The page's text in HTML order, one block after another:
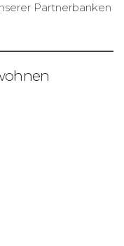
Partnerbanken